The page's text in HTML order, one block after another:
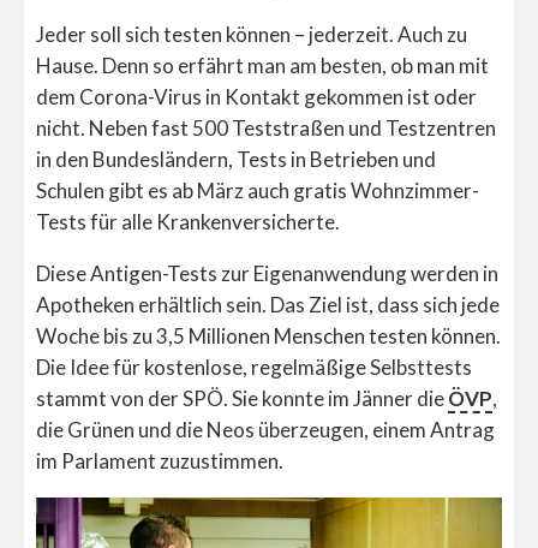
Jeder soll sich testen können – jederzeit. Auch zu
Hause. Denn so erfährt man am besten, ob man mit
dem Corona-Virus in Kontakt gekommen ist oder
nicht. Neben fast 500 Teststraßen und Testzentren
in den Bundesländern, Tests in Betrieben und
Schulen gibt es ab März auch gratis Wohnzimmer-
Tests für alle Krankenversicherte.
Diese Antigen-Tests zur Eigenanwendung werden in
Apotheken erhältlich sein. Das Ziel ist, dass sich jede
Woche bis zu 3,5 Millionen Menschen testen können.
Die Idee für kostenlose, regelmäßige Selbsttests
stammt von der SPÖ. Sie konnte im Jänner dieÖVP,
die Grünen und die Neos überzeugen, einem Antrag
im Parlament zuzustimmen.